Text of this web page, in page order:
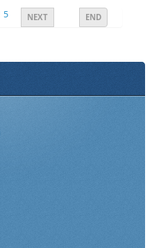
5 NEXT END